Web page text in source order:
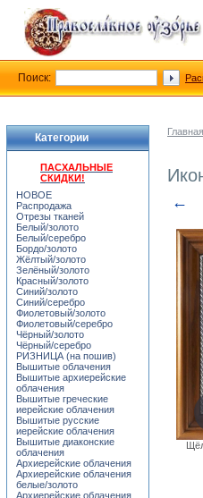
←
Категории
ПАСХАЛЬНЫЕ
СКИДКИ!
НОВОЕ
Распродажа
Отрезы тканей
Белый/золото
Белый/серебро
Бордо/золото
Жёлтый/золото
Зелёный/золото
Красный/золото
Синий/золото
Синий/серебро
Фиолетовый/золото
Фиолетовый/серебро
Чёрный/золото
Чёрный/серебро
РИЗНИЦА (на пошив)
Вышитые облачения
Вышитые архиерейские
облачения
Вышитые греческие
иерейские облачения
Вышитые русские
иерейские облачения
Вышитые диаконские
облачения
Архиерейские облачения
Архиерейские облачения
белые/золото
Архиерейские облачения
Поиск: